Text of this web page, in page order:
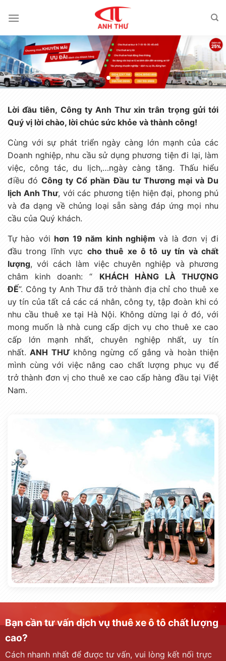
đến
dung
Lời đầu tiên, Công ty Anh Thư xin trân trọng gửi tới
Quý vị lời chào, lời chúc sức khỏe và thành công!
Cùng với sự phát triển ngày càng lớn mạnh của các
Doanh nghiệp, nhu cầu sử dụng phương tiện đi lại, làm
việc, công tác, du lịch,…ngày càng tăng. Thấu hiểu
điều đóCông ty Cổ phần Đầu tư Thương mại và Du
lịch Anh Thư, với các phương tiện hiện đại, phong phú
và đa dạng về chủng loại sẵn sàng đáp ứng mọi nhu
cầu của Quý khách.
Tự hào với hơn 19 năm kinh nghiệm và là đơn vị đi
đầu trong lĩnh vực cho thuê xe ô tô uy tín và chất
lượng, với cách làm việc chuyên nghiệp và phương
châm kinh doanh: “ KHÁCH HÀNG LÀ THƯỢNG
ĐẾ”. Công ty Anh Thư đã trở thành địa chỉ cho thuê xe
uy tín của tất cả các cá nhân, công ty, tập đoàn khi có
nhu cầu thuê xe tại Hà Nội. Không dừng lại ở đó, với
mong muốn là nhà cung cấp dịch vụ cho thuê xe cao
cấp lớn mạnh nhất, chuyên nghiệp nhất, uy tín
nhất.ANH THƯ không ngừng cố gắng và hoàn thiện
mình cùng với việc nâng cao chất lượng phục vụ để
trở thành đơn vị cho thuê xe cao cấp hàng đầu tại Việt
Nam.
Bạn cần tư vấn dịch vụ thuê xe ô tô chất lượng
cao?
Cách nhanh nhất để được tư vấn, vui lòng kết nối trực